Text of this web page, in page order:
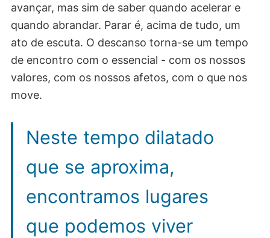
avançar, mas sim de saber quando acelerar e
quando abrandar. Parar é, acima de tudo, um
ato de escuta. O descanso torna-se um tempo
de encontro com o essencial - com os nossos
valores, com os nossos afetos, com o que nos
move.
Neste tempo dilatado
que se aproxima,
encontramos lugares
que podemos viver